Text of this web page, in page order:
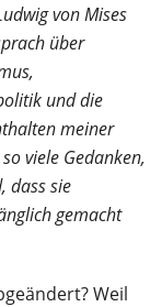
von Mises
über
und die
meiner
viele Gedanken,
dass sie
gemacht
Weil